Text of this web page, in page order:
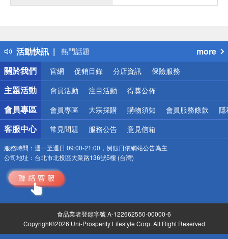
活動快訊
得獎公告
熱門話題
銀行優惠
偏遠地區配送
詐騙網頁！請小心！
more
關於我們
官網 促銷目錄 分店資訊 保險服務
主題活動 會員活動 注目活動 得獎公佈
會員專區 會員專區 大宗採購 購物須知 會員服務條款 隱
客服中心 常見問題 服務公告 意見信箱
服務時間： 週一至週日 09:00-21:00，例假日依網站公告為主
公司地址： 台北市北投區大業路136號5樓 (台灣)
食品業者登錄字號 A-122662550-00000-6
Copyright©2026 Uni-Prosperity Lifestyle Corp. All Right Reserved